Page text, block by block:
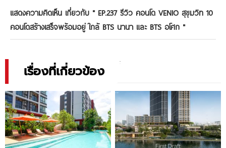
แสดงความคิดเห็น เกี่ยวกับ " EP.237 รีวิว คอนโด VENIO สุขุมวิท 10
คอนโดสร้างเสร็จพร้อมอยู่ ใกล้ BTS นานา และ BTS อโศก "
เรื่องที่เกี่ยวข้อง